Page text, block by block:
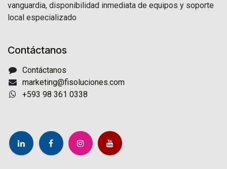
vanguardia, disponibilidad inmediata de equipos y soporte
local especializado
Contáctanos
Contáctanos
marketing@fisoluciones.com
+593 98 361 0338